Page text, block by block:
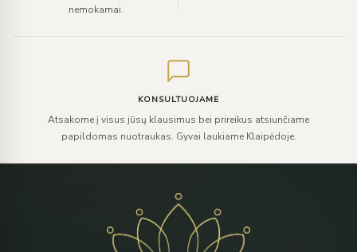
nemokamai.
KONSULTUOJAME
Atsakome į visus jūsų klausimus bei prireikus atsiunčiame
papildomas nuotraukas. Gyvai laukiame Klaipėdoje.